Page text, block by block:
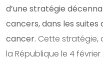
d’une stratégie
cancers, dans les
cancer. Cette stratégie,
la République le 4